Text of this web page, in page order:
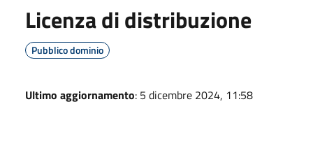
Licenza di distribuzione
Pubblico dominio
Ultimo aggiornamento: 5 dicembre 2024, 11:58